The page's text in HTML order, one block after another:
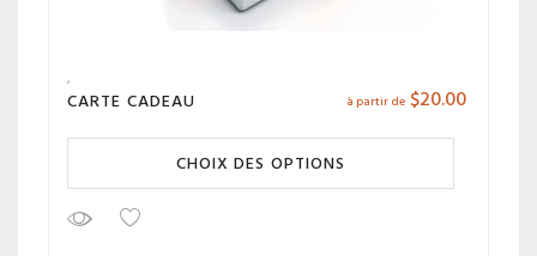
CARTE CADEAU à partir de $20.00
CHOIX DES OPTIONS